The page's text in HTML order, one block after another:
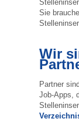
Sie
Wir
Partner
Job-Apps,